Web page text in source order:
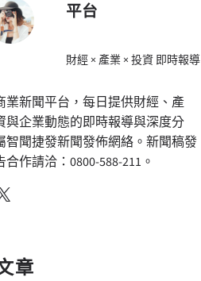
平台
財經 × 產業 × 投資 即時報導
業新聞平台，每日提供財經、產
與企業動態的即時報導與深度分
智聞捷發新聞發佈網絡。新聞稿發
作請洽：0800-588-211。
章